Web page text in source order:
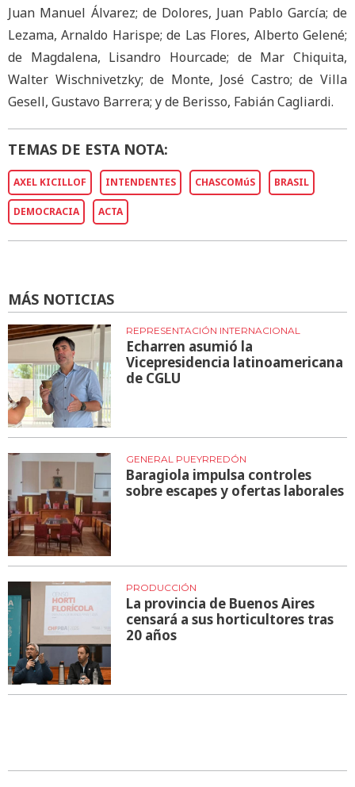
Juan Manuel Álvarez; de Dolores, Juan Pablo García; de
Lezama, Arnaldo Harispe; de Las Flores, Alberto Gelené;
de Magdalena, Lisandro Hourcade; de Mar Chiquita,
Walter Wischnivetzky; de Monte, José Castro; de Villa
Gesell, Gustavo Barrera; y de Berisso, Fabián Cagliardi.
TEMAS DE ESTA NOTA:
AXEL KICILLOF INTENDENTES CHASCOMúS BRASIL
DEMOCRACIA ACTA
MÁS NOTICIAS
REPRESENTACIÓN INTERNACIONAL
Echarren asumió la
Vicepresidencia latinoamericana
de CGLU
GENERAL PUEYRREDÓN
Baragiola impulsa controles
sobre escapes y ofertas laborales
PRODUCCIÓN
La provincia de Buenos Aires
censará a sus horticultores tras
20 años